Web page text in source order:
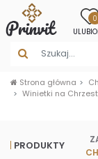
0
Strona główna
Winietki na Chrzest
PRODUKTY